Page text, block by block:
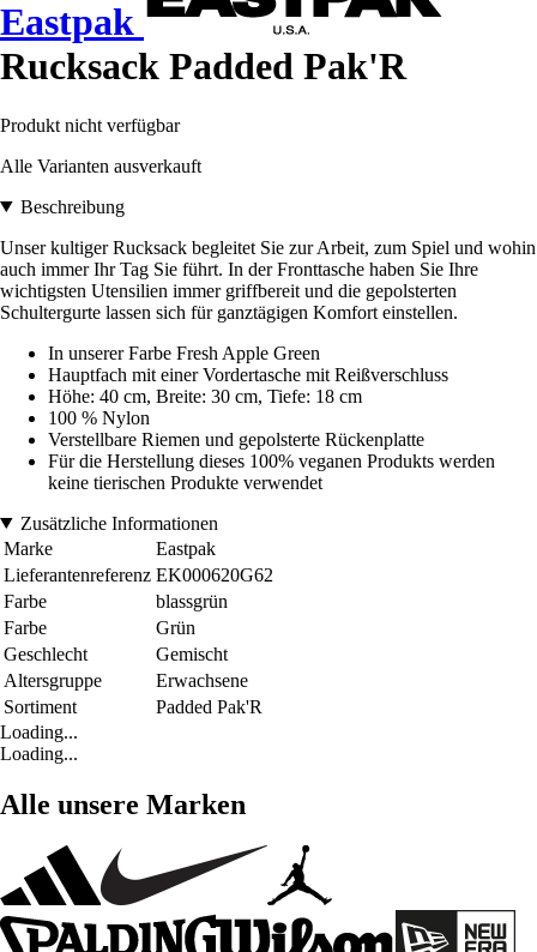
Eastpak
Rucksack Padded Pak'R
Produkt nicht verfügbar
Alle Varianten ausverkauft
Beschreibung
Unser kultiger Rucksack begleitet Sie zur Arbeit, zum Spiel und wohin
auch immer Ihr Tag Sie führt. In der Fronttasche haben Sie Ihre
wichtigsten Utensilien immer griffbereit und die gepolsterten
Schultergurte lassen sich für ganztägigen Komfort einstellen.
In unserer Farbe Fresh Apple Green
Hauptfach mit einer Vordertasche mit Reißverschluss
Höhe: 40 cm, Breite: 30 cm, Tiefe: 18 cm
100 % Nylon
Verstellbare Riemen und gepolsterte Rückenplatte
Für die Herstellung dieses 100% veganen Produkts werden
keine tierischen Produkte verwendet
Zusätzliche Informationen
Marke
Eastpak
Lieferantenreferenz EK000620G62
Farbe
blassgrün
Farbe
Grün
Geschlecht
Gemischt
Altersgruppe
Erwachsene
Sortiment
Padded Pak'R
Loading...
Loading...
Alle unsere Marken